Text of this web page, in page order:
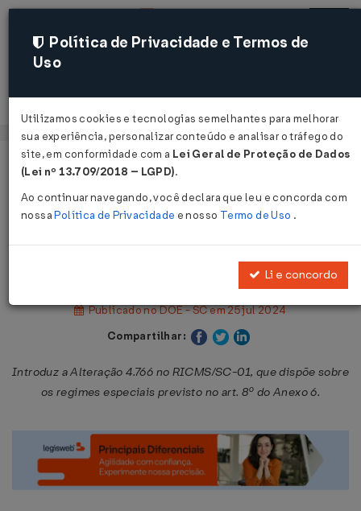
Acessar
Página Inicial
Legislações
Decreto Nº 656 DE 25/07/2024
Publicado no DOE - SC em 25 jul 2024
Compartilhar:
Introduz a Alteração 4.766 no RICMS/SC-01, que dispõe sobre
os regimes especiais previsto no art. 8º do Anexo 6.
Política de Privacidade e Termos de
Uso
Utilizamos cookies e tecnologias semelhantes para melhorar
sua experiência, personalizar conteúdo e analisar o tráfego do
site, em conformidade com a Lei Geral de Proteção de Dados
(Lei nº 13.709/2018 – LGPD).
Ao continuar navegando, você declara que leu e concorda com
nossaPolítica de Privacidade e nosso Termo de Uso .
Li e concordo